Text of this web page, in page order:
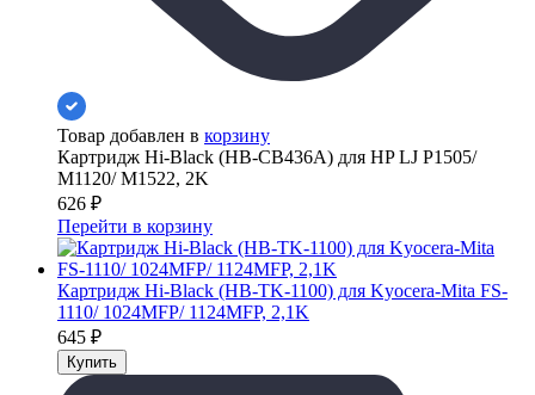
Товар добавлен в корзину
Картридж Hi-Black (HB-CB436A) для HP LJ P1505/
M1120/ M1522, 2K
626 ₽
Перейти в корзину
Картридж Hi-Black (HB-TK-1100) для Kyocera-Mita FS-
1110/ 1024MFP/ 1124MFP, 2,1K
645 ₽